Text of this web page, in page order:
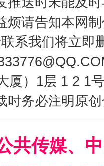
烦请告知本网
系我们将立即
厦）1层 1 2 1
时务必注明原
共传媒、